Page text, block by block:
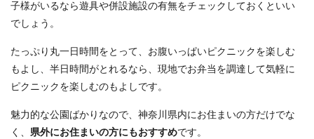
子様がいるなら遊具や併設施設の有無をチェックしておくといい
でしょう。
たっぷり丸一日時間をとって、お腹いっぱいピクニックを楽しむ
もよし、半日時間がとれるなら、現地でお弁当を調達して気軽に
ピクニックを楽しむのもよしです。
魅力的な公園ばかりなので、神奈川県内にお住まいの方だけでな
く、 県外にお住まいの方にもおすすめです。